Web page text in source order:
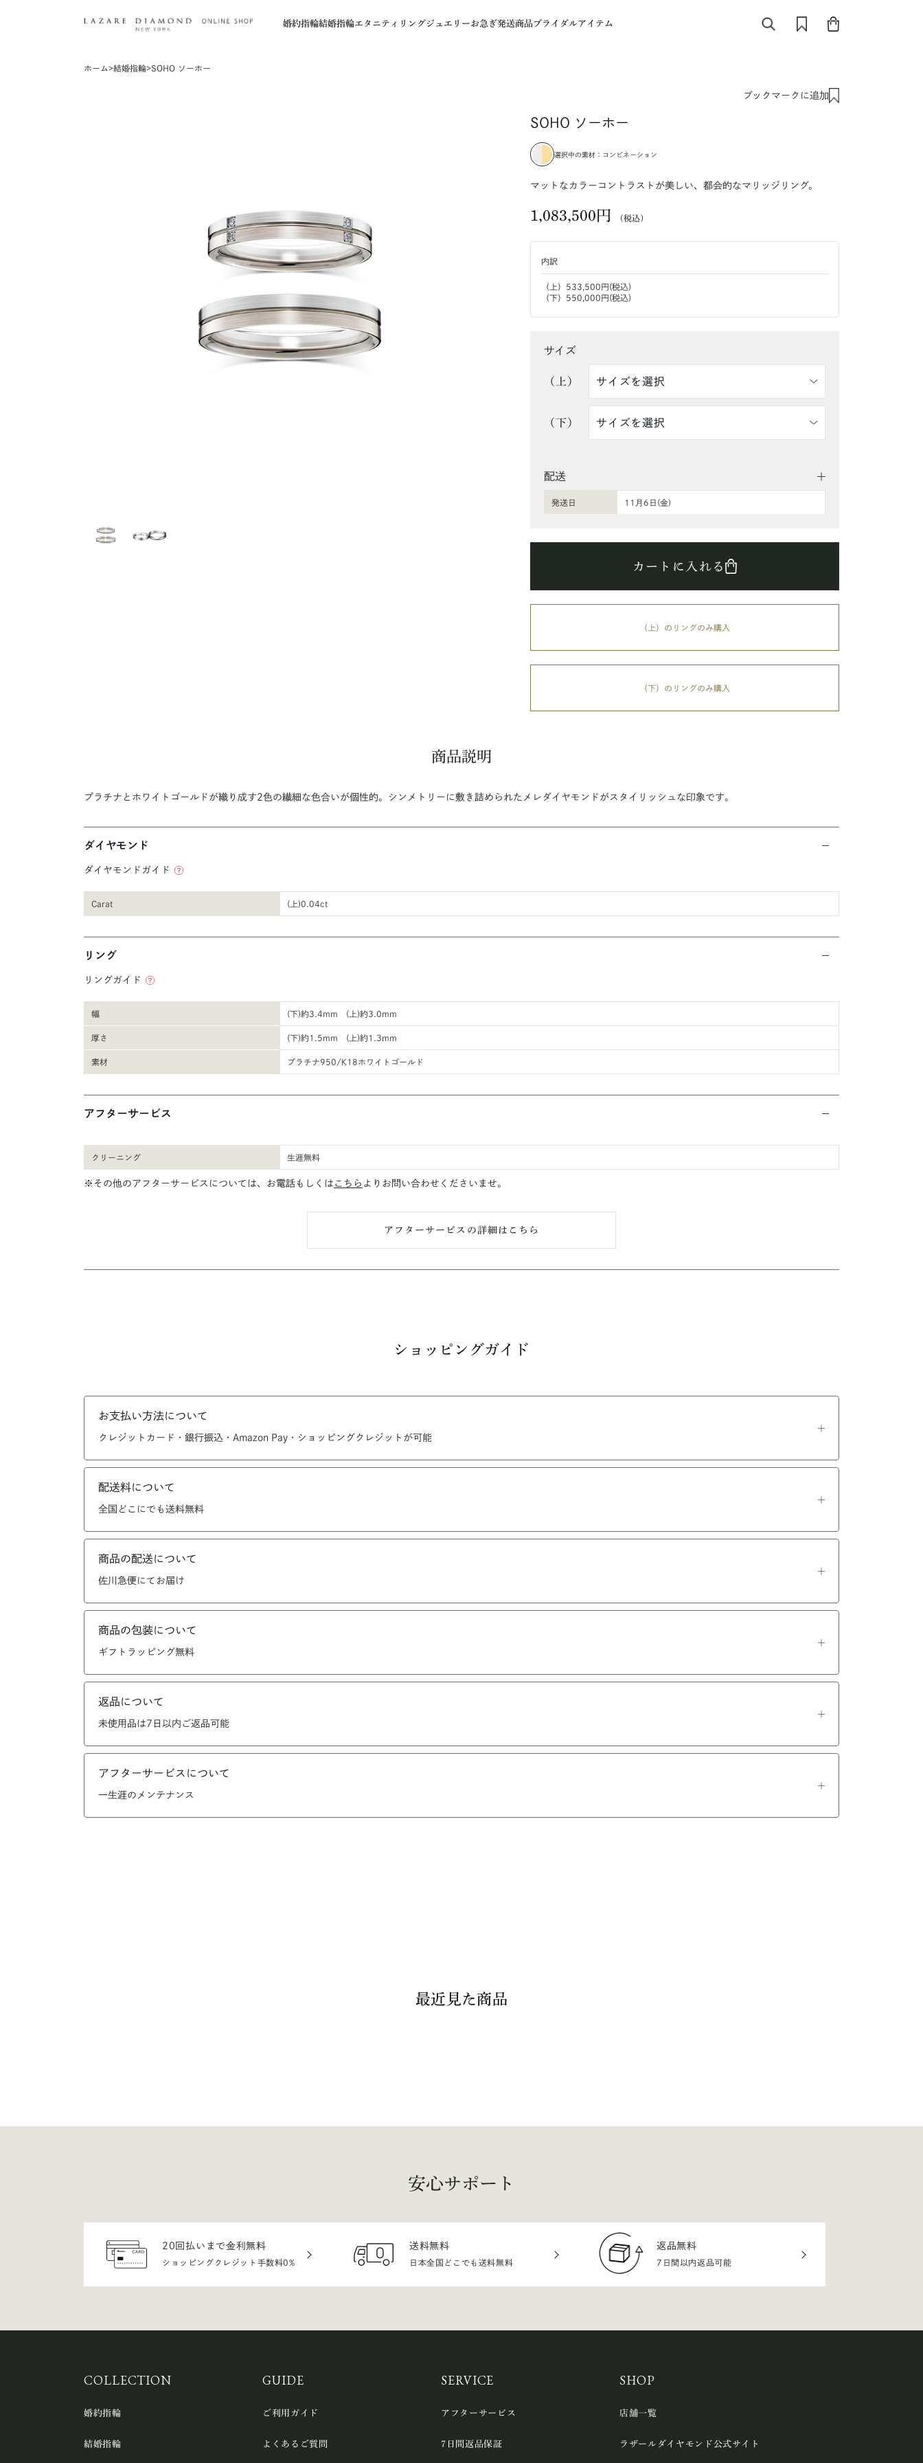
婚約指輪結婚指輪エタニティリングジュエリーお急ぎ発送商品ブライダルアイテム
ホーム>結婚指輪>SOHO ソーホー
ブックマークに追加
SOHO ソーホー
選択中の素材： コンビネーション
マットなカラーコントラストが美しい、都会的なマリッジリング。
1,083,500円
内訳
（上）533,500円(税込)
（下）550,000円(税込)
サイズ
（上）
（下）
配送
発送日 11月6日(金)
カートに入れる
（上）のリングのみ購入
（下）のリングのみ購入
商品説明
プラチナとホワイトゴールドが織り成す2色の繊細な色合いが個性的。シンメトリーに敷き詰められたメレダイヤモンドがスタイリッシュな印象です。
ダイヤモンド
ダイヤモンドガイド
Carat (上)0.04ct
リング
リングガイド
幅 (下)約3.4mm (上)約3.0mm
厚さ (下)約1.5mm (上)約1.3mm
素材 プラチナ950/K18ホワイトゴールド
アフターサービス
クリーニング 生涯無料
※その他のアフターサービスについては、お電話もしくは こちら よりお問い合わせくださいませ。
アフターサービスの詳細はこちら
ショッピングガイド
お支払い方法について
クレジットカード・銀行振込・Amazon Pay・ショッピングクレジットが可能
配送料について
全国どこにでも送料無料
商品の配送について
佐川急便にてお届け
商品の包装について
ギフトラッピング無料
返品について
未使用品は7日以内ご返品可能
アフターサービスについて
一生涯のメンテナンス
最近見た商品
安心サポート
20回払いまで金利無料
ショッピングクレジット手数料0%
送料無料
日本全国どこでも送料無料
返品無料
7日間以内返品可能
COLLECTION
婚約指輪
結婚指輪
GUIDE
ご利用ガイド
よくあるご質問
SERVICE
アフターサービス
7日間返品保証
SHOP
店舗一覧
ラザールダイヤモンド公式サイト